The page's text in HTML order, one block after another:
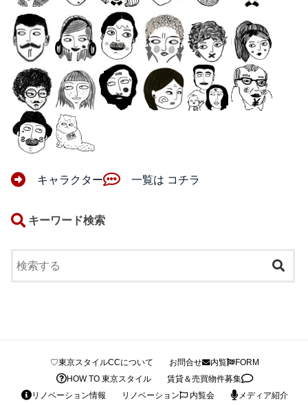
キャラクター 一覧は コチラ
キーワード検索
♡東京スタイルCCについて お問合せ 内覧
FORM
HOW TO 東京スタイル
賃貸＆売買物件募集
リノベーション情報
リノベーション 内覧会 メディア紹介